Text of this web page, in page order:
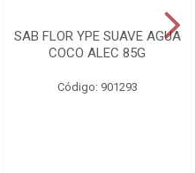
SAB FLOR YPE SUAVE AGUA
COCO ALEC 85G
Código: 901293